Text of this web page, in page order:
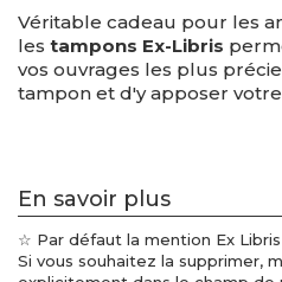
Véritable cadeau pour les
les tampons Ex-Libris
vos ouvrages les plus
tampon et d'y apposer
En savoir plus
☆ Par défaut la mention Ex
Si vous souhaitez la supprimer,